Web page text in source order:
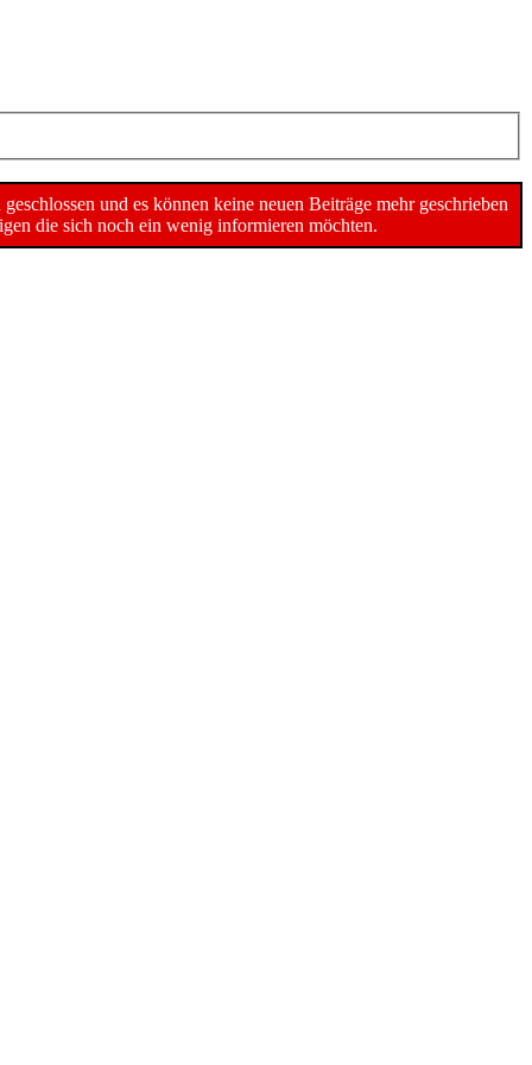
und es können keine neuen Beiträge mehr geschrieben
die sich noch ein wenig informieren möchten.